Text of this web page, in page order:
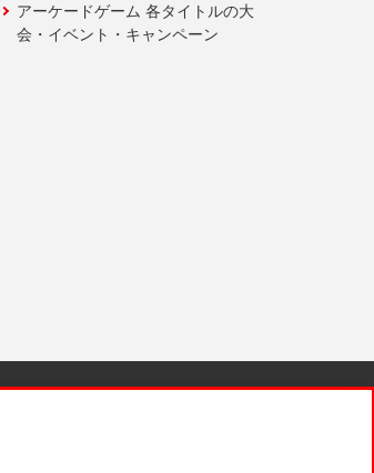
アーケードゲーム 各タイトルの大
会・イベント・キャンペーン